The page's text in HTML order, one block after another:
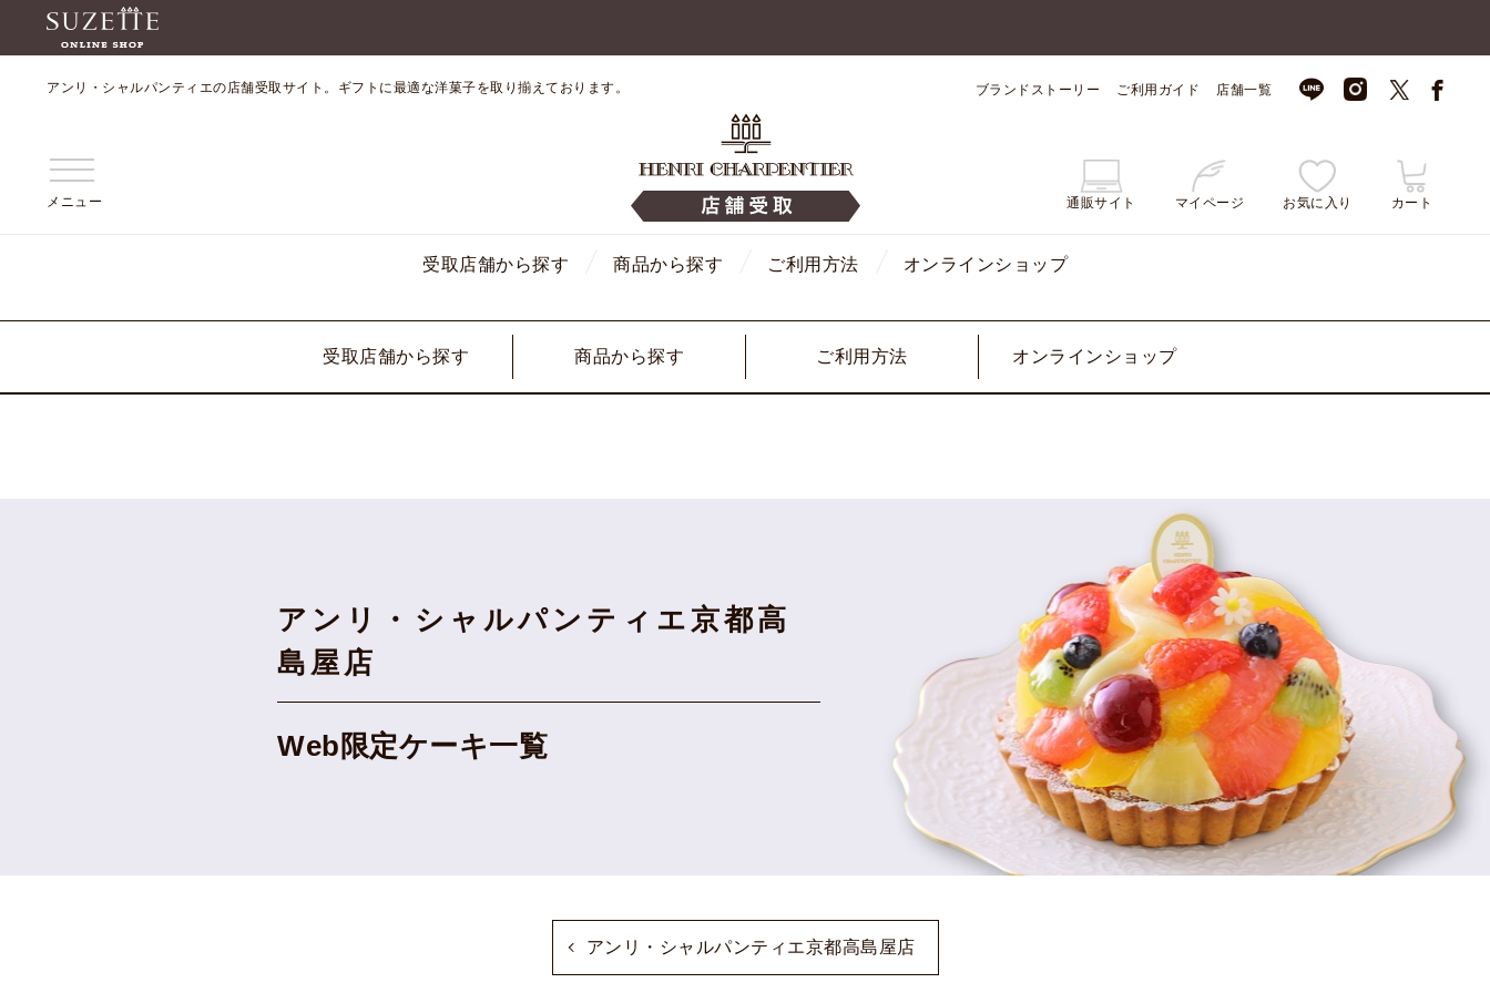
アンリ・シャルパンティエの店舗受取サイト。ギフトに最適な洋菓子を取り揃えております。 ブランドストーリー ご利用ガイド 店舗一覧
メニュー 通販サイト マイページ お気に入り カート
受取店舗から探す 商品から探す ご利用方法 オンラインショップ
受取店舗から探す 商品から探す ご利用方法 オンラインショップ
アンリ・シャルパンティエ京都高
島屋店
Web限定ケーキ一覧
アンリ・シャルパンティエ京都高島屋店